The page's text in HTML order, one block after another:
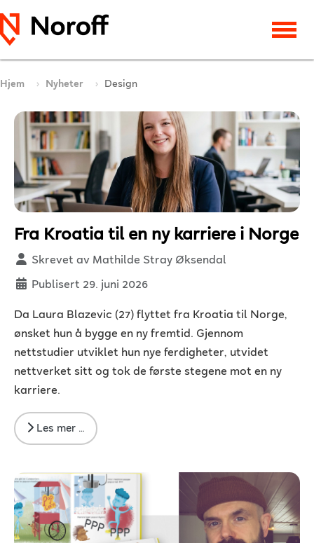
Hjem Nyheter Design
Fra Kroatia til en ny karriere i Norge
Detaljer
Skrevet av Mathilde Stray Øksendal
Publisert 29. juni 2026
Da Laura Blazevic (27) flyttet fra Kroatia til Norge,
ønsket hun å bygge en ny fremtid. Gjennom
nettstudier utviklet hun nye ferdigheter, utvidet
nettverket sitt og tok de første stegene mot en ny
karriere.
Les mer …